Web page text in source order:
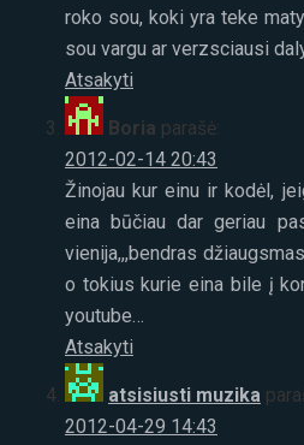
roko sou, koki yra teke
sou vargu ar verzsciausi
Atsakyti
Boria parašė:
2012-02-14 20:43
Žinojau kur einu ir kodėl,
eina būčiau dar geriau
vienija,,,bendras
o tokius kurie eina bile į
youtube…
Atsakyti
atsisiusti muzika
2012-04-29 14:43